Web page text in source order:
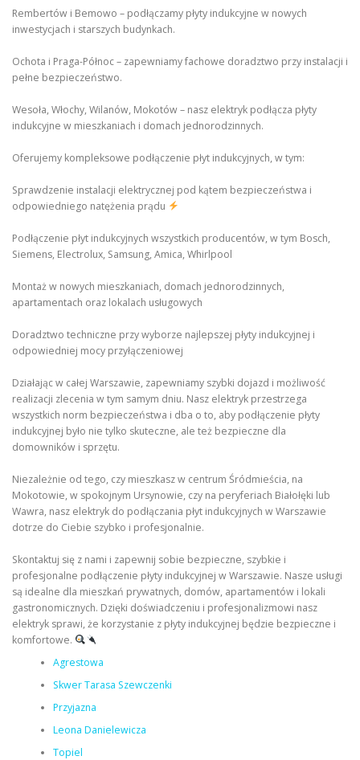
Rembertów i Bemowo – podłączamy płyty indukcyjne w nowych
inwestycjach i starszych budynkach.
Ochota i Praga-Północ – zapewniamy fachowe doradztwo przy instalacji i
pełne bezpieczeństwo.
Wesoła, Włochy, Wilanów, Mokotów – nasz elektryk podłącza płyty
indukcyjne w mieszkaniach i domach jednorodzinnych.
Oferujemy kompleksowe podłączenie płyt indukcyjnych, w tym:
Sprawdzenie instalacji elektrycznej pod kątem bezpieczeństwa i
odpowiedniego natężenia prądu
Podłączenie płyt indukcyjnych wszystkich producentów, w tym Bosch,
Siemens, Electrolux, Samsung, Amica, Whirlpool
Montaż w nowych mieszkaniach, domach jednorodzinnych,
apartamentach oraz lokalach usługowych
Doradztwo techniczne przy wyborze najlepszej płyty indukcyjnej i
odpowiedniej mocy przyłączeniowej
Działając w całej Warszawie, zapewniamy szybki dojazd i możliwość
realizacji zlecenia w tym samym dniu. Nasz elektryk przestrzega
wszystkich norm bezpieczeństwa i dba o to, aby podłączenie płyty
indukcyjnej było nie tylko skuteczne, ale też bezpieczne dla
domowników i sprzętu.
Niezależnie od tego, czy mieszkasz w centrum Śródmieścia, na
Mokotowie, w spokojnym Ursynowie, czy na peryferiach Białołęki lub
Wawra, nasz elektryk do podłączania płyt indukcyjnych w Warszawie
dotrze do Ciebie szybko i profesjonalnie.
Skontaktuj się z nami i zapewnij sobie bezpieczne, szybkie i
profesjonalne podłączenie płyty indukcyjnej w Warszawie. Nasze usługi
są idealne dla mieszkań prywatnych, domów, apartamentów i lokali
gastronomicznych. Dzięki doświadczeniu i profesjonalizmowi nasz
elektryk sprawi, że korzystanie z płyty indukcyjnej będzie bezpieczne i
komfortowe.
Agrestowa
Skwer Tarasa Szewczenki
Przyjazna
Leona Danielewicza
Topiel